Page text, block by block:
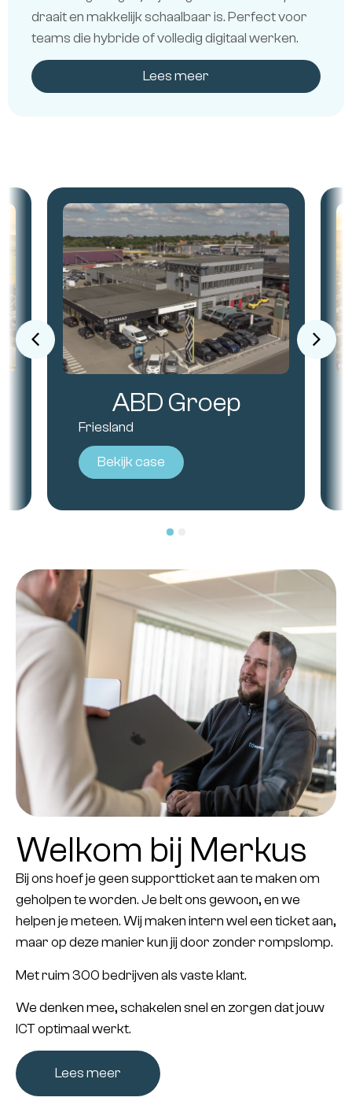
draait en makkelijk schaalbaar is. Perfect voor
teams die hybride of volledig digitaal werken.
Lees meer
ABD Groep
Friesland
Bekijk case
Welkom bij Merkus
Bij ons hoef je geen supportticket aan te maken om
geholpen te worden. Je belt ons gewoon, en we
helpen je meteen. Wij maken intern wel een ticket aan,
maar op deze manier kun jij door zonder rompslomp.
Met ruim300bedrijvenals vaste klant.
We denken mee, schakelen snel en zorgen dat jouw
ICT optimaal werkt.
Lees meer